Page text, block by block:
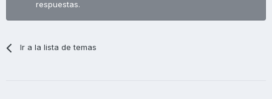
respuestas.
Ir a la lista de temas